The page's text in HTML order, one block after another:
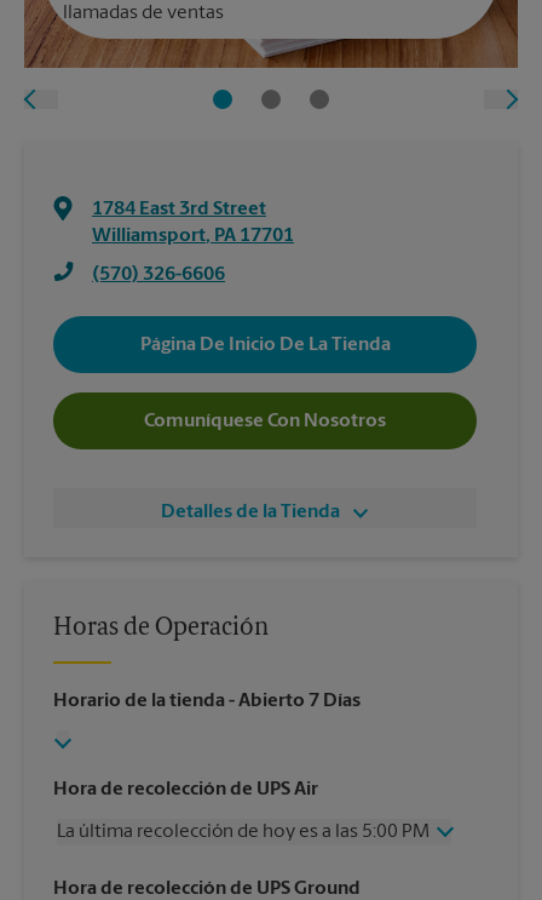
llamadas de ventas
1784 East 3rd Street
Williamsport, PA 17701
(570) 326-6606
Página De Inicio De La Tienda
Comuníquese Con Nosotros
Detalles de la Tienda
Horas de Operación
Horario de la tienda - Abierto 7 Días
Hora de recolección de UPS Air
La última recolección de hoy es a las 5:00 PM
Miércoles
5:00 PM
Hora de recolección de UPS Ground